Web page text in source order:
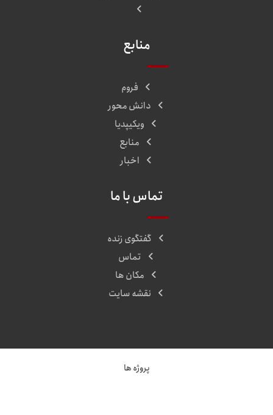
منابع
فروم
دانش محور
ویکیپدیا
منابع
اخبار
تماس با ما
گفتگوی زنده
تماس
مکان ها
نقشه سایت
پروژه ها